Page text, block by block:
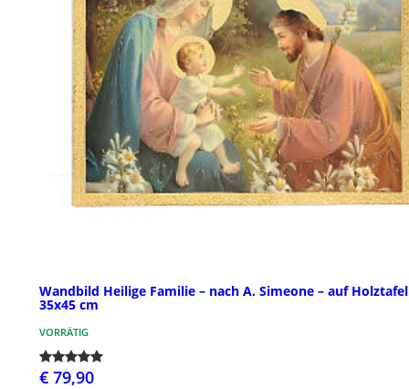
Wandbild Heilige Familie – nach A. Simeone – auf
35x45 cm
VORRÄTIG
€ 79,90